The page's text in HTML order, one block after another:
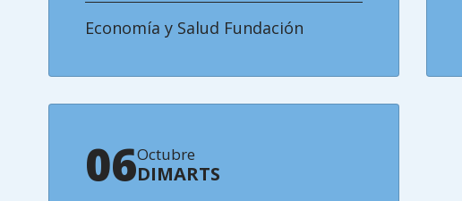
Economía y Salud Fundación
06Octubre
DIMARTS